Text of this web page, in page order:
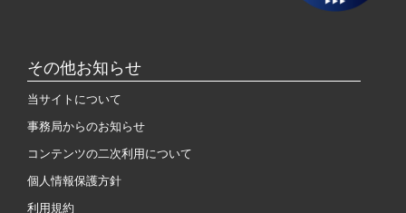
その他お知らせ
当サイトについて
事務局からのお知らせ
コンテンツの二次利用について
個人情報保護方針
利用規約